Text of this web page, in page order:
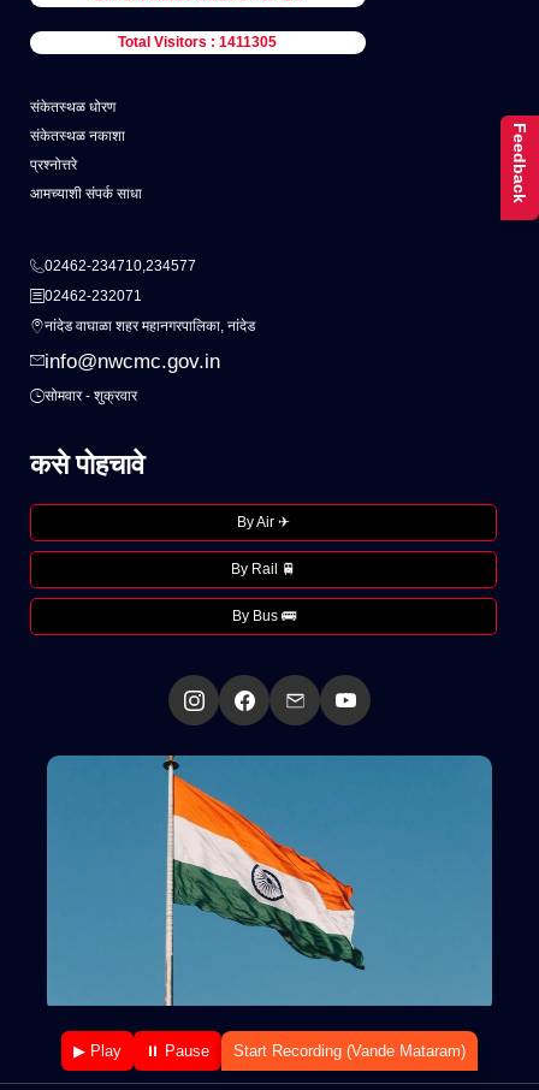
Total Visitors : 1411305
संकेतस्थळ धोरण
संकेतस्थळ नकाशा
प्रश्नोत्तरे
आमच्याशी संपर्क साधा
02462-234710,234577
02462-232071
नांदेड वाघाळा शहर महानगरपालिका, नांदेड
info@nwcmc.gov.in
सोमवार - शुक्रवार
कसे पोहचावे
By Air ✈
By Rail 🚆
By Bus 🚌
▶ Play ⏸ Pause Start Recording (Vande Mataram)
Feedback